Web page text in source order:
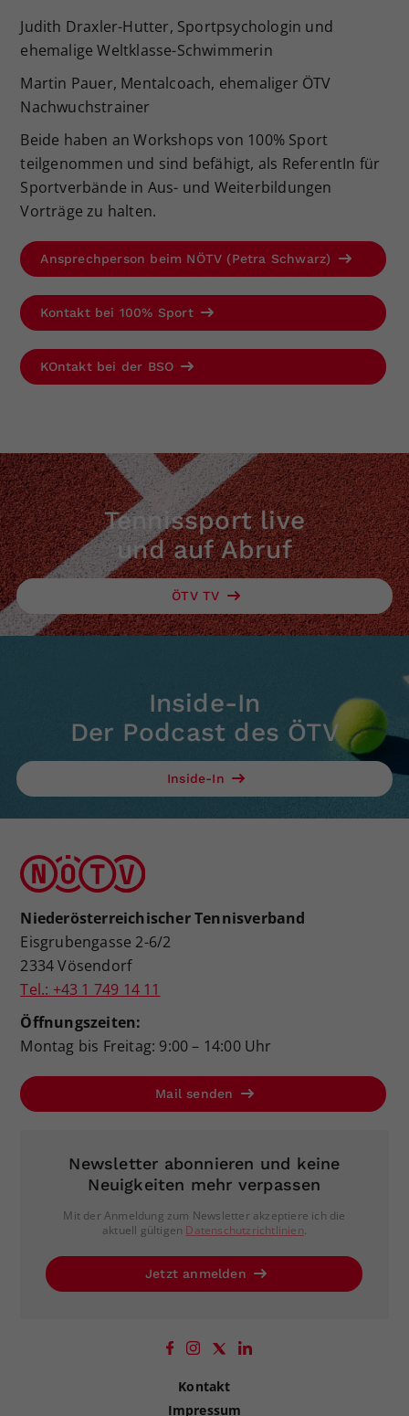
Judith Draxler-Hutter, Sportpsychologin und
ehemalige Weltklasse-Schwimmerin
Martin Pauer, Mentalcoach, ehemaliger ÖTV
Nachwuchstrainer
Beide haben an Workshops von 100% Sport
teilgenommen und sind befähigt, als ReferentIn für
Sportverbände in Aus- und Weiterbildungen
Vorträge zu halten.
Ansprechperson beim NÖTV (Petra Schwarz)
Kontakt bei 100% Sport
KOntakt bei der BSO
Tennissport live
und auf Abruf
ÖTV TV
Inside-In
Der Podcast des ÖTV
Inside-In
Niederösterreichischer Tennisverband
Eisgrubengasse 2-6/2
2334 Vösendorf
Tel.: +43 1 749 14 11
Öffnungszeiten:
Montag bis Freitag: 9:00 – 14:00 Uhr
Mail senden
Newsletter abonnieren und keine
Neuigkeiten mehr verpassen
Mit der Anmeldung zum Newsletter akzeptiere ich die
aktuell gültigen Datenschutzrichtlinien.
Jetzt anmelden
Kontakt
Impressum